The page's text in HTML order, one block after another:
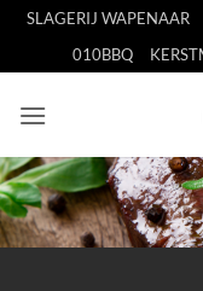
inhoud
SLAGERIJ WAPENAAR
010BBQ